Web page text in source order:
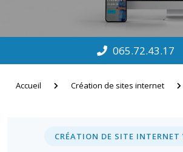
065.72.43.17
Accueil Création de sites internet
CRÉATION DE SITE INTERNET